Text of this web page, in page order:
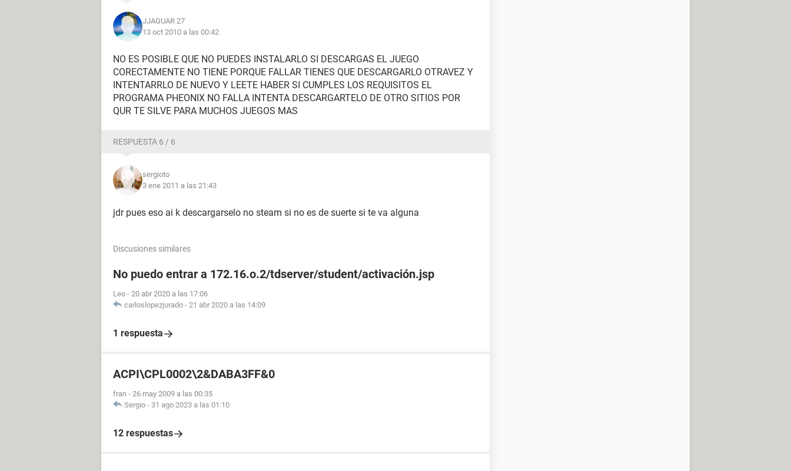
JJAGUAR 27
13 oct 2010 a las 00:42
NO ES POSIBLE QUE NO PUEDES INSTALARLO SI DESCARGAS EL JUEGO
CORECTAMENTE NO TIENE PORQUE FALLAR TIENES QUE DESCARGARLO OTRAVEZ Y
INTENTARRLO DE NUEVO Y LEETE HABER SI CUMPLES LOS REQUISITOS EL
PROGRAMA PHEONIX NO FALLA INTENTA DESCARGARTELO DE OTRO SITIOS POR
QUR TE SILVE PARA MUCHOS JUEGOS MAS
RESPUESTA 6 / 6
sergioto
3 ene 2011 a las 21:43
jdr pues eso ai k descargarselo no steam si no es de suerte si te va alguna
Discusiones similares
No puedo entrar a 172.16.o.2/tdserver/student/activación.jsp
Leo - 20 abr 2020 a las 17:06
carloslopezjurado - 21 abr 2020 a las 14:09
1 respuesta
ACPI\CPL0002\2&DABA3FF&0
fran - 26 may 2009 a las 00:35
Sergio - 31 ago 2023 a las 01:10
12 respuestas